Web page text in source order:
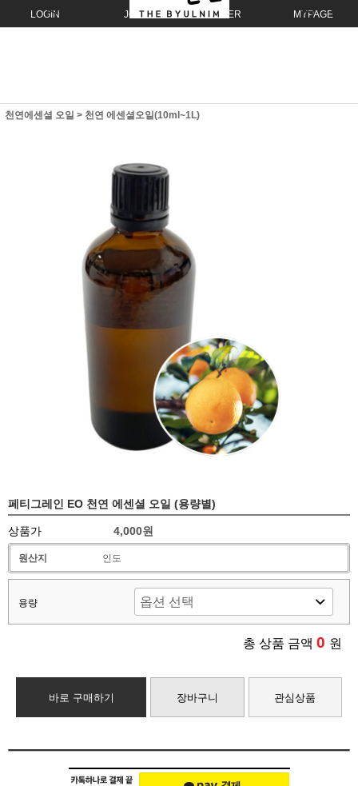
LOGIN JOIN ORDER MYPAGE
천연에센셜 오일 > 천연 에센셜오일(10ml~1L)
페티그레인 EO 천연 에센셜 오일 (용량별)
상품가 4,000원
원산지 인도
용량
총 상품 금액 0 원
바로 구매하기 장바구니 관심상품